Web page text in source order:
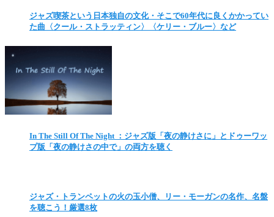
ジャズ喫茶という日本独自の文化・そこで60年代に良くかかってい
た曲〈クール・ストラッティン〉〈ケリー・ブルー〉など
In The Still Of The Night ：ジャズ版「夜の静けさに」とドゥーワッ
プ版「夜の静けさの中で」の両方を聴く
ジャズ・トランペットの火の玉小僧、リー・モーガンの名作、名盤
を聴こう！厳選8枚